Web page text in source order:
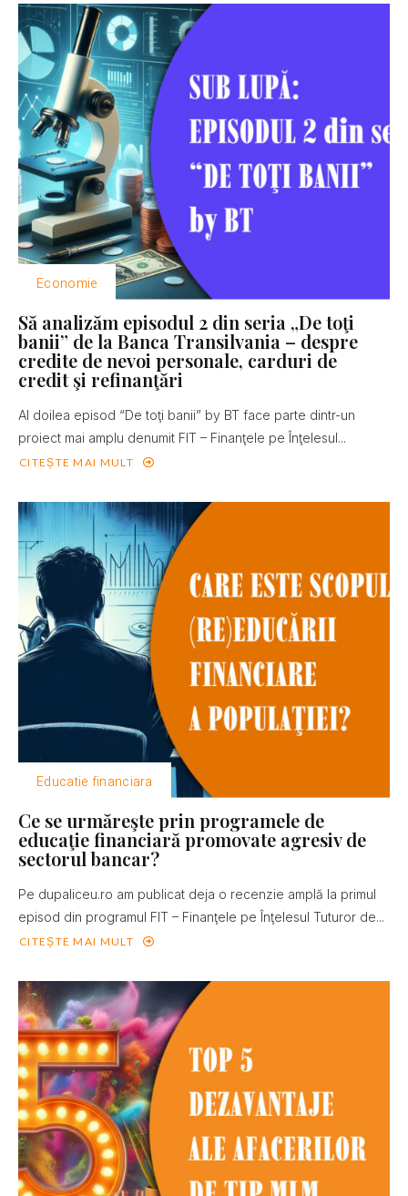
Economie
Să analizăm episodul 2 din seria „De toţi
banii” de la Banca Transilvania – despre
credite de nevoi personale, carduri de
credit şi refinanţări
Al doilea episod “De toţi banii” by BT face parte dintr-un
proiect mai amplu denumit FIT – Finanţele pe Înţelesul...
CITEȘTE MAI MULT
Educatie financiara
Ce se urmăreşte prin programele de
educaţie financiară promovate agresiv de
sectorul bancar?
Pe dupaliceu.ro am publicat deja o recenzie amplă la primul
episod din programul FIT – Finanţele pe Înţelesul Tuturor de...
CITEȘTE MAI MULT